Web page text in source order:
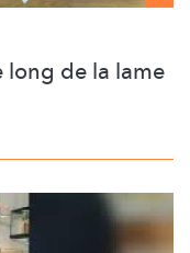
long de la lame